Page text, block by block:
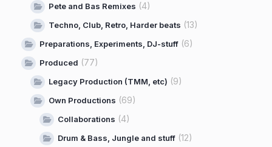
Pete and Bas Remixes (4)
Techno, Club, Retro, Harder beats (13)
Preparations, Experiments, DJ-stuff (6)
Produced (77)
Legacy Production (TMM, etc) (9)
Own Productions (69)
Collaborations (4)
Drum & Bass, Jungle and stuff (12)